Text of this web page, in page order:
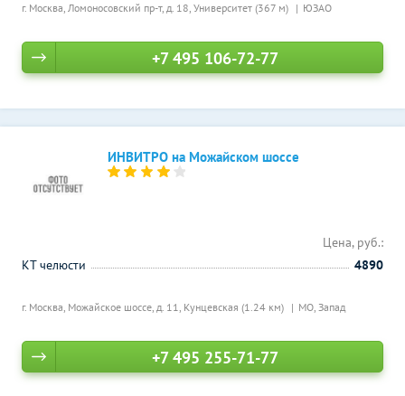
г. Москва, Ломоносовский пр-т, д. 18, Университет (367 м) ЮЗАО
+7 495 106-72-77
ИНВИТРО на Можайском шоссе
г. Москва, Можайское шоссе, д. 11, Кунцевская (1.24 км) МО, Запад
Цена, руб.:
КТ челюсти
4890
+7 495 255-71-77